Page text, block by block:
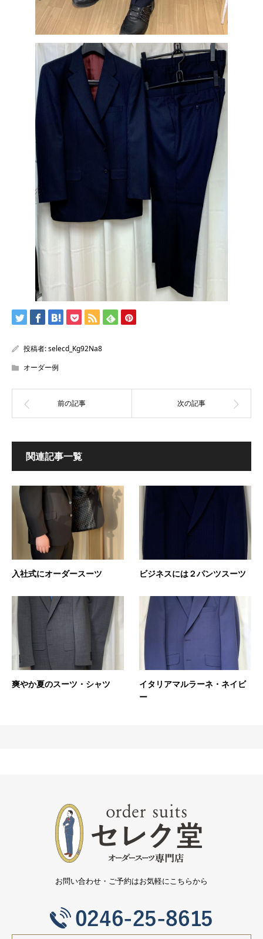
投稿者:selecd_Kg92Na8
オーダー例
関連記事一覧
入社式にオーダースーツ ビジネスには２パンツスーツ
爽やか夏のスーツ・シャツ
イタリアマルラーネ・ネイビ
ー
お問い合わせ・ご予約はお気軽にこちらから